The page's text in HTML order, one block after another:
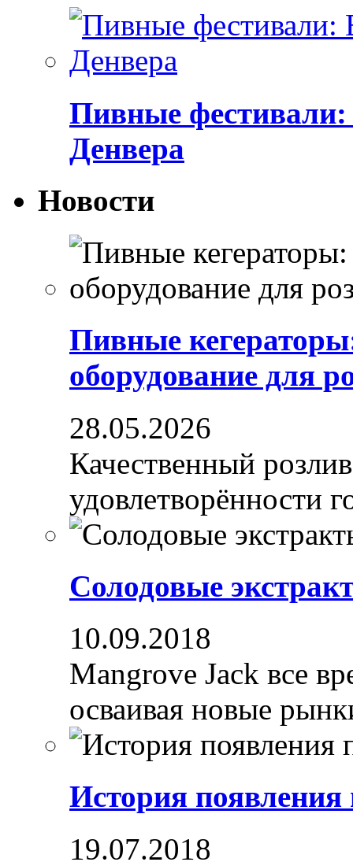
Пивные фестивали:
Денвера
Новости
Пивные
оборудование для
28.05.2026
Качественный
удовлетворённости
Солодовые
10.09.2018
Mangrove Jack все
осваивая новые
История появления
19.07.2018